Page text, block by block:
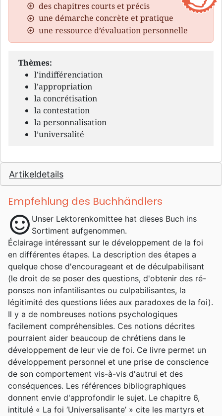
des chapitres courts et précis
une démarche concrète et pratique
une ressource d’évaluation personnelle
Thèmes:
l’indifférenciation
l’appropriation
la concrétisation
la contestation
la personnalisation
l’universalité
Artikeldetails
Empfehlung des Buchhändlers
sentiment_satisfied Unser Lektorenkomittee hat dieses Buch ins
Sortiment aufgenommen.
Éclairage intéressant sur le développement de la foi
en différentes étapes. La description des étapes a
quelque chose d'encourageant et de déculpabilisant
(le droit de se poser des questions, d'obtenir des ré-
ponses non infantilisantes ou culpabilisantes, la
légitimité des questions liées aux paradoxes de la foi).
Il y a de nombreuses notions psychologiques
facilement compréhensibles. Ces notions décrites
pourraient aider beaucoup de chrétiens dans le
développement de leur vie de foi. Ce livre permet un
développement personnel et une prise de conscience
de son comportement vis-à-vis d'autrui et des
conséquences. Les références bibliographiques
donnent envie d'approfondir le sujet. Le chapitre 6,
intitulé « La foi ‘Universalisante’ » cite les martyrs et